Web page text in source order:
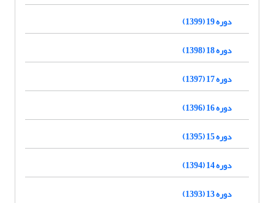
دوره 19 (1399)
دوره 18 (1398)
دوره 17 (1397)
دوره 16 (1396)
دوره 15 (1395)
دوره 14 (1394)
دوره 13 (1393)